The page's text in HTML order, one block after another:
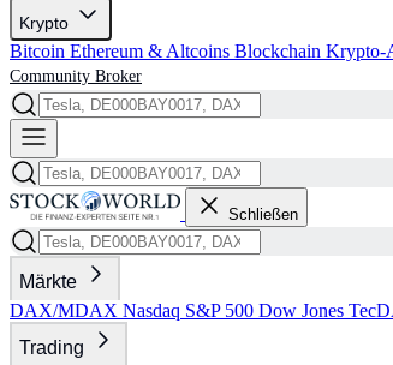
Krypto
Bitcoin Ethereum & Altcoins Blockchain Krypto-
Community Broker
Schließen
Märkte
DAX/MDAX Nasdaq S&P 500 Dow Jones
Trading